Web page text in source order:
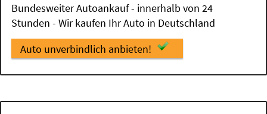
Bundesweiter Autoankauf - innerhalb von 24
Stunden - Wir kaufen Ihr Auto in Deutschland
Auto unverbindlich anbieten!